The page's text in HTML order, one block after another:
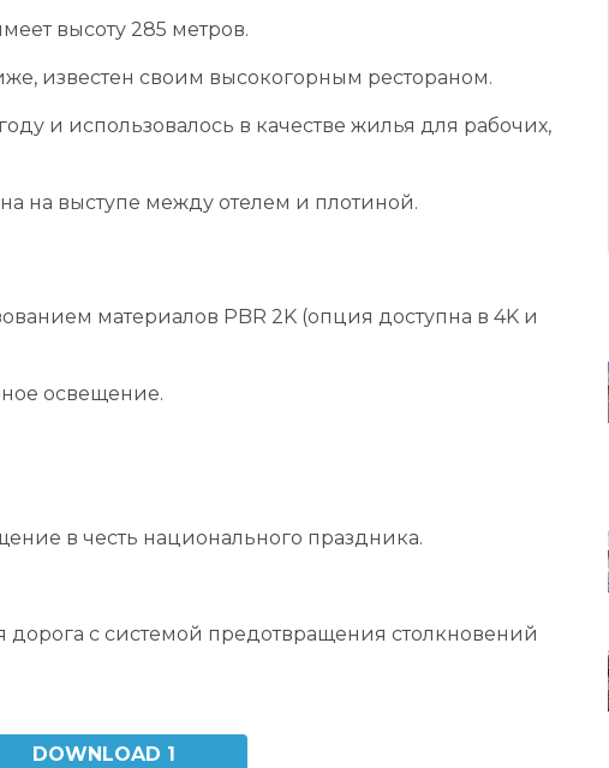
высоту 285 метров.
известен своим высокогорным рестораном.
и использовалось в качестве жилья для рабочих,
на выступе между отелем и плотиной.
материалов PBR 2K (опция доступна в 4K и
освещение.
в честь национального праздника.
дорога с системой предотвращения столкновений
DOWNLOAD 1